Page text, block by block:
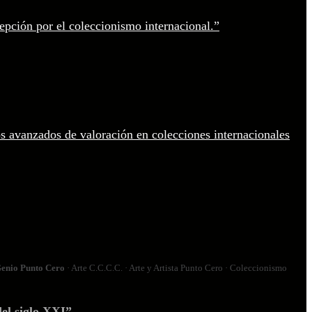
Punto Cero · Arte C.C.C.C. · Arte y Artista Punto Cero · Coleccionismo